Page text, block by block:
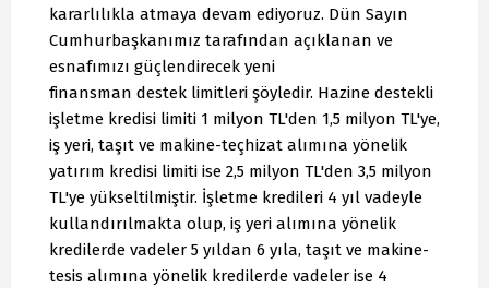
kararlılıkla atmaya devam ediyoruz. Dün Sayın
Cumhurbaşkanımız tarafından açıklanan ve
esnafımızı güçlendirecek yeni
finansman destek limitleri şöyledir. Hazine destekli
işletme kredisi limiti 1 milyon TL'den 1,5 milyon TL'ye,
iş yeri, taşıt ve makine-teçhizat alımına yönelik
yatırım kredisi limiti ise 2,5 milyon TL'den 3,5 milyon
TL'ye yükseltilmiştir. İşletme kredileri 4 yıl vadeyle
kullandırılmakta olup, iş yeri alımına yönelik
kredilerde vadeler 5 yıldan 6 yıla, taşıt ve makine-
tesis alımına yönelik kredilerde vadeler ise 4